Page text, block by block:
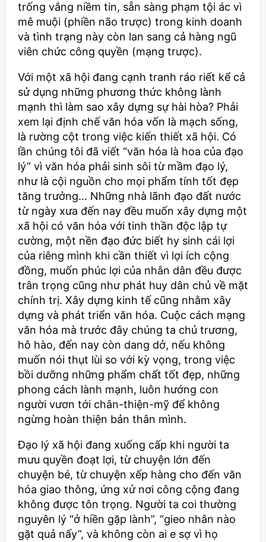
trống vắng niềm tin, sẵn sàng phạm tội ác vì
mê muội (phiền não trược) trong kinh doanh
và tình trạng này còn lan sang cả hàng ngũ
viên chức công quyền (mạng trược).
Với một xã hội đang cạnh tranh ráo riết kể cả
sử dụng những phương thức không lành
mạnh thì làm sao xây dựng sự hài hòa? Phải
xem lại định chế văn hóa vốn là mạch sống,
là rường cột trong việc kiến thiết xã hội. Có
lần chúng tôi đã viết “văn hóa là hoa của đạo
lý” vì văn hóa phải sinh sôi từ mầm đạo lý,
như là cội nguồn cho mọi phẩm tính tốt đẹp
tăng trưởng… Những nhà lãnh đạo đất nước
từ ngày xưa đến nay đều muốn xây dựng một
xã hội có văn hóa với tinh thần độc lập tự
cường, một nền đạo đức biết hy sinh cái lợi
của riêng mình khi cần thiết vì lợi ích cộng
đồng, muốn phúc lợi của nhân dân đều được
trân trọng cũng như phát huy dân chủ về mặt
chính trị. Xây dựng kinh tế cũng nhằm xây
dựng và phát triển văn hóa. Cuộc cách mạng
văn hóa mà trước đây chúng ta chủ trương,
hô hào, đến nay còn dang dở, nếu không
muốn nói thụt lùi so với kỳ vọng, trong việc
bồi dưỡng những phẩm chất tốt đẹp, những
phong cách lành mạnh, luôn hướng con
người vươn tới chân-thiện-mỹ để không
ngừng hoàn thiện bản thân mình.
Đạo lý xã hội đang xuống cấp khi người ta
mưu quyền đoạt lợi, từ chuyện lớn đến
chuyện bé, từ chuyện xếp hàng cho đến văn
hóa giao thông, ứng xử nơi công cộng đang
không được tôn trọng. Người ta coi thường
nguyên lý “ở hiền gặp lành”, “gieo nhân nào
gặt quả nấy”, và không còn ai e sợ vì họ